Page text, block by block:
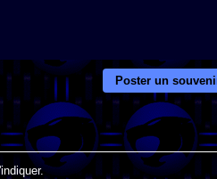
Poster un